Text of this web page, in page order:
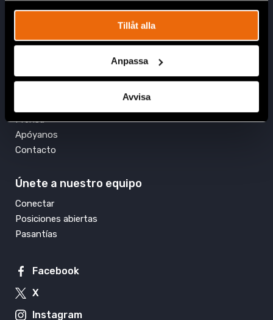
Tillåt alla
Anpassa
Avvisa
Prensa
Apóyanos
Contacto
Únete a nuestro equipo
Conectar
Posiciones abiertas
Pasantías
Facebook
X
Instagram